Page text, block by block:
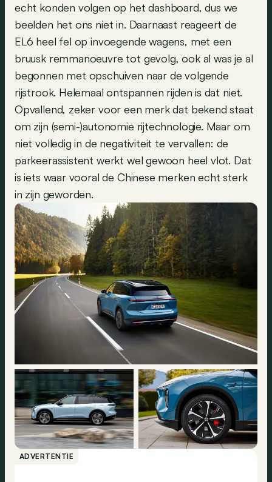
echt konden volgen op het dashboard, dus we
beelden het ons niet in. Daarnaast reageert de
EL6 heel fel op invoegende wagens, met een
bruusk remmanoeuvre tot gevolg, ook al was je al
begonnen met opschuiven naar de volgende
rijstrook. Helemaal ontspannen rijden is dat niet.
Opvallend, zeker voor een merk dat bekend staat
om zijn (semi-)autonomie rijtechnologie. Maar om
niet volledig in de negativiteit te vervallen: de
parkeerassistent werkt wel gewoon heel vlot. Dat
is iets waar vooral de Chinese merken echt sterk
in zijn geworden.
ADVERTENTIE